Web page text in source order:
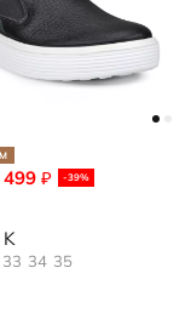
499 ₽ -39%
K
33 34 35